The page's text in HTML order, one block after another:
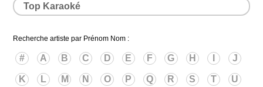
Top Karaoké
Recherche artiste par Prénom Nom :
# A B C D E F G H J
K L M N O P Q R S T U